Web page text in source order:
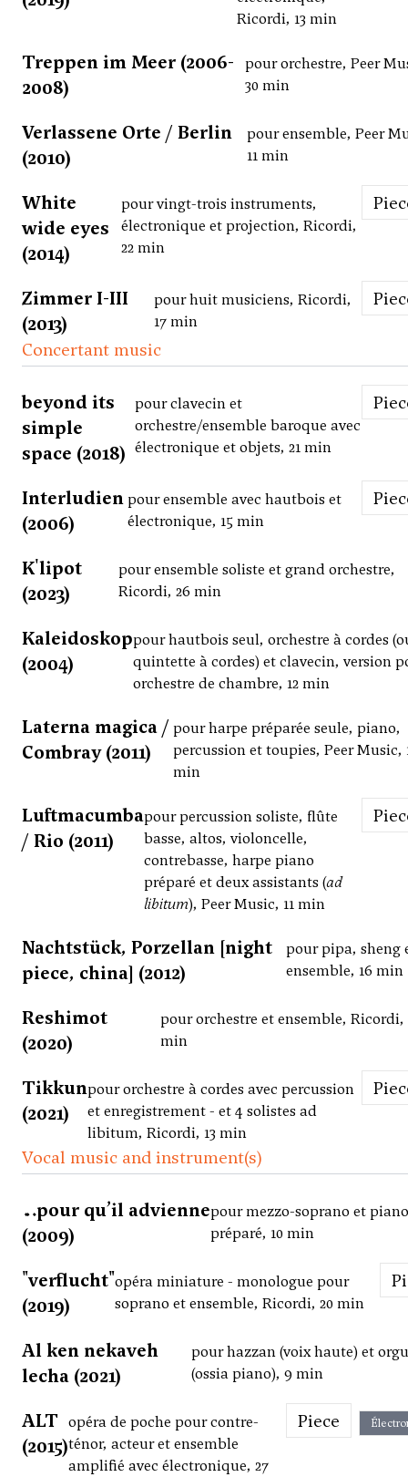
Ricordi, 13 min
Treppen im Meer (2006-
2008)
pour orchestre, Peer
30 min
Verlassene Orte / Berlin
(2010)
pour ensemble, Peer
11 min
White
wide eyes
(2014)
pour vingt-trois instruments,
électronique et projection, Ricordi,
22 min
Zimmer I-III
(2013)
pour huit musiciens, Ricordi,
17 min
Concertant music
beyond its
simple
space (2018)
pour clavecin et
orchestre/ensemble baroque avec
électronique et objets, 21 min
Interludien
(2006)
pour ensemble avec hautbois et
électronique, 15 min
K'lipot
(2023)
pour ensemble soliste et grand orchestre,
Ricordi, 26 min
Kaleidoskop
(2004)
pour hautbois seul, orchestre à cordes
quintette à cordes) et clavecin, version
orchestre de chambre, 12 min
Laterna magica /
Combray (2011)
pour harpe préparée seule, piano,
percussion et toupies, Peer Music,
min
Luftmacumba
/ Rio (2011)
pour percussion soliste, flûte
basse, altos, violoncelle,
contrebasse, harpe piano
préparé et deux assistants (ad
libitum), Peer Music, 11 min
Nachtstück, Porzellan [night
piece, china] (2012)
pour pipa, sheng
ensemble, 16 min
Reshimot
(2020)
pour orchestre et ensemble, Ricordi,
min
Tikkun
(2021)
pour orchestre à cordes avec percussion
et enregistrement - et 4 solistes ad
libitum, Ricordi, 13 min
Vocal music and instrument(s)
…pour qu’il advienne
(2009)
pour mezzo-soprano et
préparé, 10 min
"verflucht"
(2019)
opéra miniature - monologue pour
soprano et ensemble, Ricordi, 20 min
Al ken nekaveh
lecha (2021)
pour hazzan (voix haute) et
(ossia piano), 9 min
ALT
(2015)
opéra de poche pour contre-
ténor, acteur et ensemble
amplifié avec électronique, 27
Piece